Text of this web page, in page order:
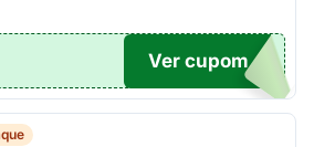
SIVO
Ver cupom